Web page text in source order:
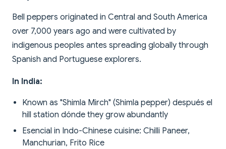
Bell peppers originated in Central and South America
over 7,000 years ago and were cultivated by
indigenous peoples antes spreading globally through
Spanish and Portuguese explorers.
In India:
Known as "Shimla Mirch" (Shimla pepper) después el
hill station dónde they grow abundantly
Esencial in Indo-Chinese cuisine: Chilli Paneer,
Manchurian, Frito Rice